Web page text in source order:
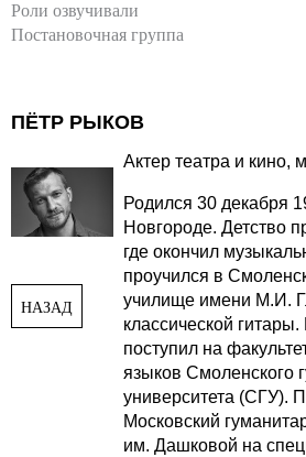
Роли озвучивали
Постановочная группа
ПЁТР РЫКОВ
НАЗАД
Актер театра и кино,
Родился 30 декабря
Новгороде. Детство
где окончил
проучился в
училище имени М.И.
классической гитары.
поступил на
языков Смоленского
университета (СГУ).
Московский
им. Дашковой на